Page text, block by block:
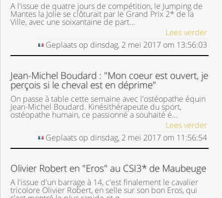
A l'issue de quatre jours de compétition, le Jumping de
Mantes la Jolie se clôturait par le Grand Prix 2* de la
Ville, avec une soixantaine de part...
Lees verder
Geplaats op dinsdag, 2 mei 2017 om 13:56:03
Jean-Michel Boudard : "Mon coeur est ouvert, je
perçois si le cheval est en déprime"
On passe à table cette semaine avec l'ostéopathe équin
Jean-Michel Boudard. Kinésithérapeute du sport,
ostéopathe humain, ce passionné a souhaité é...
Lees verder
Geplaats op dinsdag, 2 mei 2017 om 11:56:54
Olivier Robert en "Eros" au CSI3* de Maubeuge
A l'issue d'un barrage à 14, c'est finalement le cavalier
tricolore Olivier Robert, en selle sur son bon Eros, qui